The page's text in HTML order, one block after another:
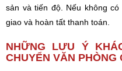
sản và tiến độ. Nếu không
giao và hoàn tất thanh toán.
NHỮNG LƯU Ý
CHUYỂN VĂN PHÒNG